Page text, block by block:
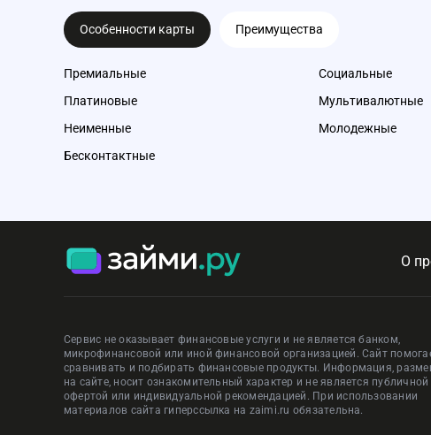
Особенности карты Преимущества
Премиальные
Платиновые
Неименные
Бесконтактные
Социальные
Мультивалютные
Молодежные
О
Сервис не оказывает финансовые услуги и не является банком,
микрофинансовой или иной финансовой организацией. Сайт
сравнивать и подбирать финансовые продукты. Информация,
на сайте, носит ознакомительный характер и не является публичной
офертой или индивидуальной рекомендацией. При использовании
материалов сайта гиперссылка на zaimi.ru обязательна.